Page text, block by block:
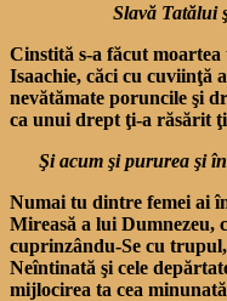
Slavă Tatălui
Cinstită s-a făcut
Isaachie, căci cu cuviinţă
nevătămate poruncile şi
ca unui drept ţi-a răsărit
Şi acum şi pururea şi
Numai tu dintre femei ai
Mireasă a lui Dumnezeu,
cuprinzându-Se cu
Neîntinată şi cele
mijlocirea ta cea